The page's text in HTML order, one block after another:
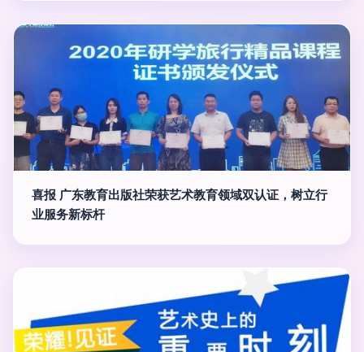
喜报 广东教育出版社荣获艺术教育领域双认证，树立行
业服务新标杆